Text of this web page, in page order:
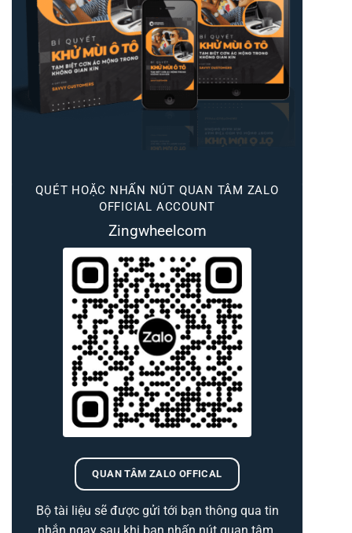
QUÉT HOẶC NHẤN NÚT QUAN TÂM ZALO
OFFICIAL ACCOUNT
Zingwheelcom
QUAN TÂM ZALO OFFICAL
Bộ tài liệu sẽ được gửi tới bạn thông qua tin